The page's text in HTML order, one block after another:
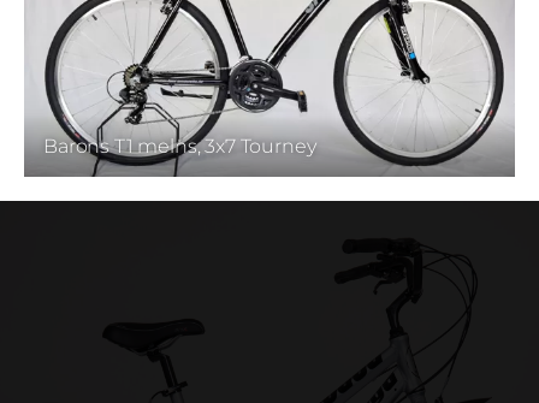
Barons T1 melns, 3x7 Tourney